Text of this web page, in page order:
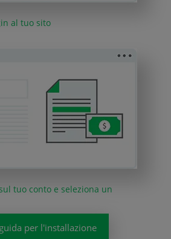
al tuo sito
tuo conto e seleziona un
per l'installazione